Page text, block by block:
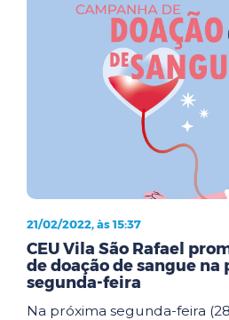
21/02/2022, às 15:37
CEU Vila São Rafael
de doação de sangue na
segunda-feira
Na próxima segunda-feira